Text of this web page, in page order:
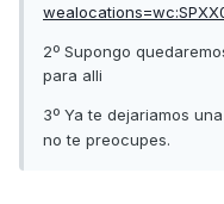
2º Supongo
para alli
3º Ya te dejariamos
no te preocupes.